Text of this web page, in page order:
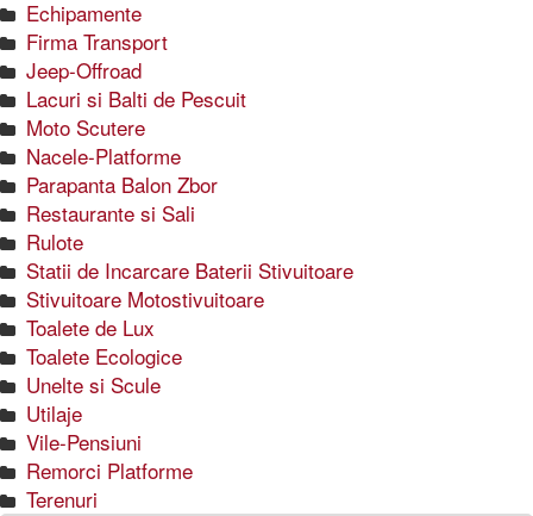
Echipamente
Firma Transport
Jeep-Offroad
Lacuri si Balti de Pescuit
Moto Scutere
Nacele-Platforme
Parapanta Balon Zbor
Restaurante si Sali
Rulote
Statii de Incarcare Baterii Stivuitoare
Stivuitoare Motostivuitoare
Toalete de Lux
Toalete Ecologice
Unelte si Scule
Utilaje
Vile-Pensiuni
Remorci Platforme
Terenuri